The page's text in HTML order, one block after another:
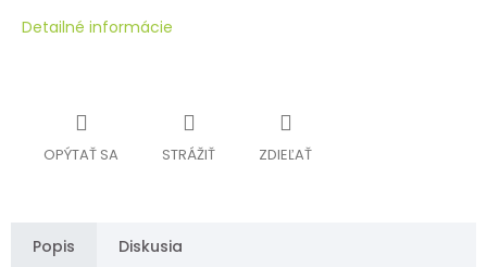
Detailné informácie
OPÝTAŤ SA STRÁŽIŤ ZDIEĽAŤ
Popis Diskusia